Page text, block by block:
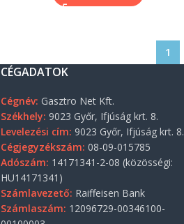
1
CÉGADATOK
Cégnév: Gasztro Net Kft.
Székhely: 9023 Győr, Ifjúság krt. 8.
Levelezési cím: 9023 Győr, Ifjúság krt. 8.
Cégjegyzékszám: 08-09-015785
Adószám: 14171341-2-08 (közösségi:
HU14171341)
Számlavezető: Raiffeisen Bank
Számlaszám: 12096729-00346100-